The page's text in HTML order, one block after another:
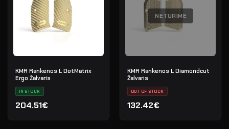
KMR Rankenos L DotMatrix
Ergo Žalvaris
IN STOCK
204.51€
NETURIME
KMR Rankenos L Diamondcut
Žalvaris
OUT OF STOCK
132.42€